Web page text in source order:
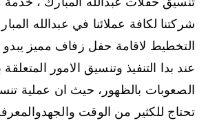
شركتنا لكافة عملائنا في عبدالله
التخطيط لاقامة حفل زفاف مميز
عند بدا التنفيذ وتنسيق الامور المتعلقة
الصعوبات بالظهور، حيث ان عملية
تحتاج للكثير من الوقت